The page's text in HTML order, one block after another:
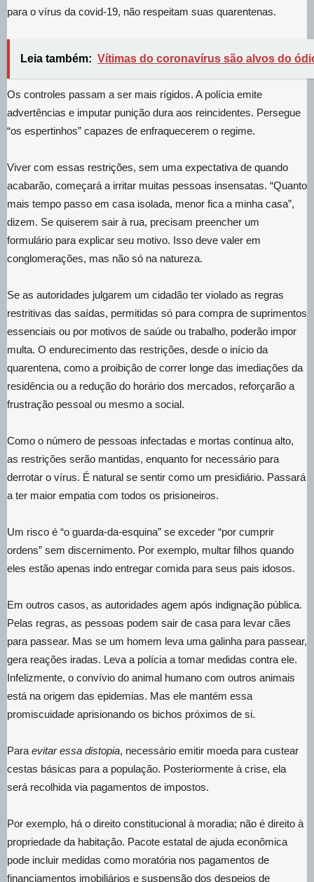
para o vírus da covid-19, não respeitam suas quarentenas.
Leia também: Vítimas do coronavírus são alvos do
Os controles passam a ser mais rígidos. A polícia emite
advertências e imputar punição dura aos reincidentes. Persegue
“os espertinhos” capazes de enfraquecerem o regime.
Viver com essas restrições, sem uma expectativa de quando
acabarão, começará a irritar muitas pessoas insensatas. “Quanto
mais tempo passo em casa isolada, menor fica a minha casa”,
dizem. Se quiserem sair à rua, precisam preencher um
formulário para explicar seu motivo. Isso deve valer em
conglomerações, mas não só na natureza.
Se as autoridades julgarem um cidadão ter violado as regras
restritivas das saídas, permitidas só para compra de suprimentos
essenciais ou por motivos de saúde ou trabalho, poderão impor
multa. O endurecimento das restrições, desde o início da
quarentena, como a proibição de correr longe das imediações da
residência ou a redução do horário dos mercados, reforçarão a
frustração pessoal ou mesmo a social.
Como o número de pessoas infectadas e mortas continua alto,
as restrições serão mantidas, enquanto for necessário para
derrotar o vírus. É natural se sentir como um presidiário. Passará
a ter maior empatia com todos os prisioneiros.
Um risco é “o guarda-da-esquina” se exceder “por cumprir
ordens” sem discernimento. Por exemplo, multar filhos quando
eles estão apenas indo entregar comida para seus pais idosos.
Em outros casos, as autoridades agem após indignação pública.
Pelas regras, as pessoas podem sair de casa para levar cães
para passear. Mas se um homem leva uma galinha para passear,
gera reações iradas. Leva a polícia a tomar medidas contra ele.
Infelizmente, o convívio do animal humano com outros animais
está na origem das epidemias. Mas ele mantém essa
promiscuidade aprisionando os bichos próximos de si.
Para evitar essa distopia, necessário emitir moeda para custear
cestas básicas para a população. Posteriormente à crise, ela
será recolhida via pagamentos de impostos.
Por exemplo, há o direito constitucional à moradia; não é direito à
propriedade da habitação. Pacote estatal de ajuda econômica
pode incluir medidas como moratória nos pagamentos de
financiamentos imobiliários e suspensão dos despejos de